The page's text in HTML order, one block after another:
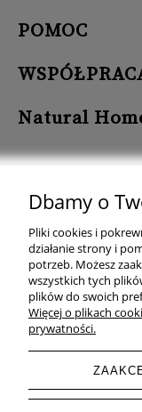
POMOC
Natural
Natural Home Decor
507 707 299 |
Dbamy o
Pliki cookies i
działanie strony i
potrzeb. Możesz
wszystkich tych
plików do swoich
Więcej o plikach
prywatności.